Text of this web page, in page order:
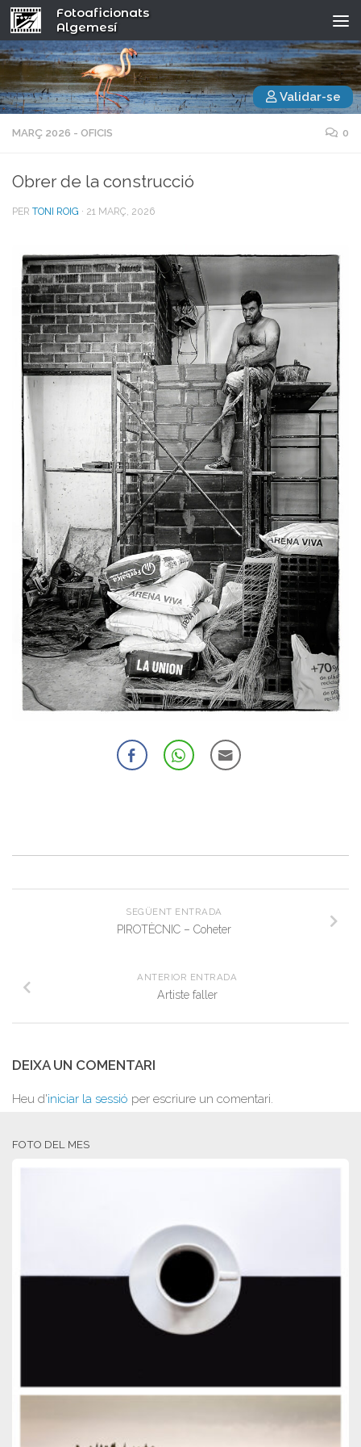
Fotoaficionats
Algemesí
Validar-se
MARÇ 2026 - OFICIS 0
Obrer de la construcció
PER TONI ROIG · 21 MARÇ, 2026
SEGÜENT ENTRADA
PIROTÈCNIC – Coheter
ANTERIOR ENTRADA
Artiste faller
DEIXA UN COMENTARI
Heu d'iniciar la sessió per escriure un comentari.
FOTO DEL MES